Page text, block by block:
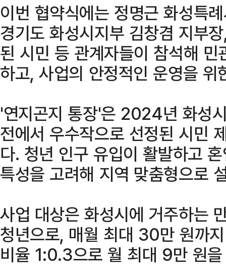
이번 협약식에는 정명근 화성특
경기도 화성시지부 김창겸 지부
된 시민 등 관계자들이 참석해
하고, 사업의 안정적인 운영을 위
'연지곤지 통장'은 2024년 화성
전에서 우수작으로 선정된 시민
다. 청년 인구 유입이 활발하고
특성을 고려해 지역 맞춤형으로
사업 대상은 화성시에 거주하는
청년으로, 매월 최대 30만 원까
비율 1:0.3으로 월 최대 9만 원